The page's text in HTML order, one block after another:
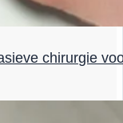
chirurgie